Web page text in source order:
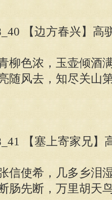
【边方春兴】高
柳色浓，玉壶倾酒
随风去，知尽关山
【塞上寄家兄】
信使希，几多乡泪
肠先断，万里胡天